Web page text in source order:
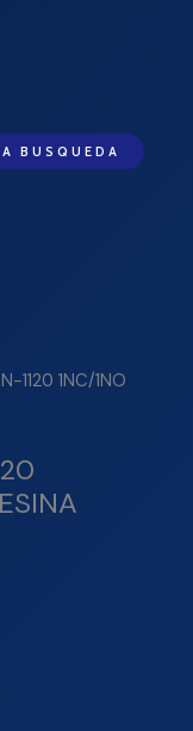
BUSQUEDA
1120 1NC/1NO